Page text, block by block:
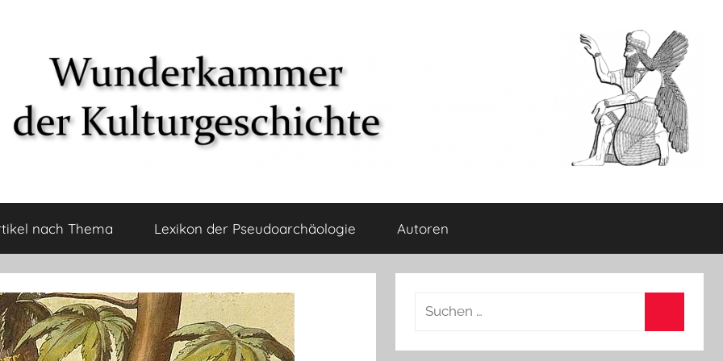
nach Thema Lexikon der Pseudoarchäologie Autoren
Suchen